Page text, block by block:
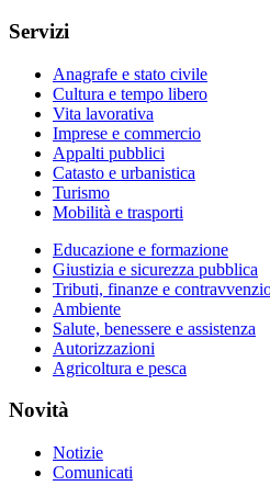
Servizi
Anagrafe e stato civile
Cultura e tempo libero
Vita lavorativa
Imprese e commercio
Appalti pubblici
Catasto e urbanistica
Turismo
Mobilità e trasporti
Educazione e formazione
Giustizia e sicurezza pubblica
Tributi, finanze e
Ambiente
Salute, benessere e assistenza
Autorizzazioni
Agricoltura e pesca
Novità
Notizie
Comunicati